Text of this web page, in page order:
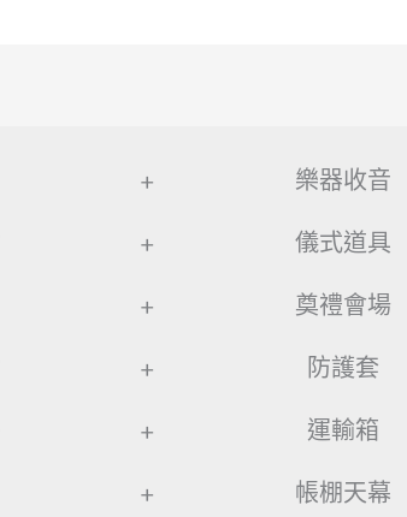
+
+
+
+
+
+
樂器收音
儀式道具
奠禮會場
防護套
運輸箱
帳棚天幕